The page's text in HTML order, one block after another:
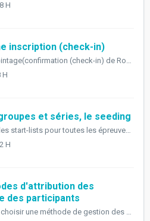
H
inscription (check-in)
La fonctionnalité de pointage(confirmation (check-in) de Roster Athletics permet aux organisateurs de vérifier les inscriptions des athlètes avant le début ...
H
et séries, le seeding
Vous pouvez préparer les start-lists pour toutes les épreuves et leurs groupes en utilisant l'option de Composition des groupes . Pour ajouter des g...
H
d'attribution des
des participants
Ce guide vous aidera à choisir une méthode de gestion des épreuves (seeding) et des couloirs pour la compétition que vous organisez. L'exemple ci-desso...